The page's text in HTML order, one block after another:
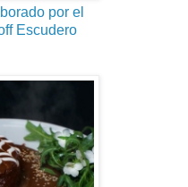
por el
Escudero